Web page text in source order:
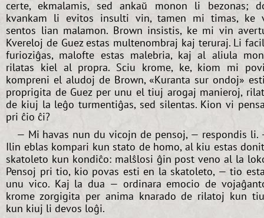
certe, ekmalamis, sed ankaŭ monon li bezonas;
kvankam li evitos insulti vin, tamen mi timas, ke
sentos lian malamon. Brown insistis, ke mi vin
Kvereloj de Guez estas multenombraj kaj teruraj. Li
furioziĝas, malofte estas malebria, kaj al aliula
rilatas kiel al propra. Sciu krome, ke, kiom mi
kompreni el aludoj de Brown, «Kuranta sur ondoj»
proprigita de Guez per unu el tiuj arogaj manieroj,
de kiuj la leĝo turmentiĝas, sed silentas. Kion vi
pri ĉio ĉi?
— Mi havas nun du vicojn de pensoj, — respondis li.
Ilin eblas kompari kun stato de homo, al kiu estas
skatoleto kun kondiĉo: malŝlosi ĝin post veno al la
Pensoj pri tio, kio povas esti en la skatoleto, — tio
unu vico. Kaj la dua — ordinara emocio de
krome zorgigita per anima knarado de rilatoj kun
kun kiuj li devos loĝi.